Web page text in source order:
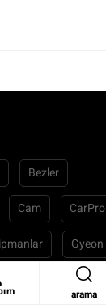
arama
Bezler
Cam CarPro
Gyeon
Kalın Pasta